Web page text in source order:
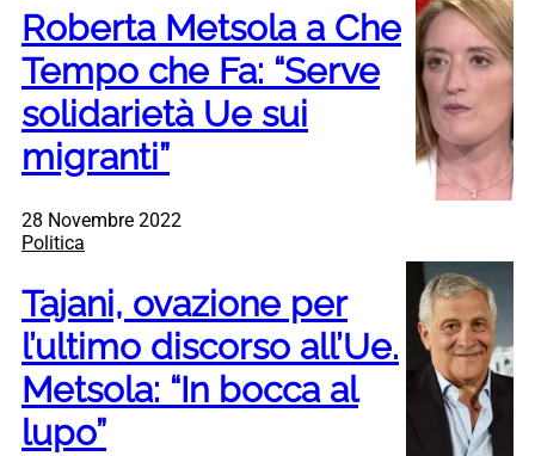
Roberta Metsola a Che
Tempo che Fa: “Serve
solidarietà Ue sui
migranti”
28 Novembre 2022
Politica
Tajani, ovazione per
l’ultimo discorso all’Ue.
Metsola: “In bocca al
lupo”